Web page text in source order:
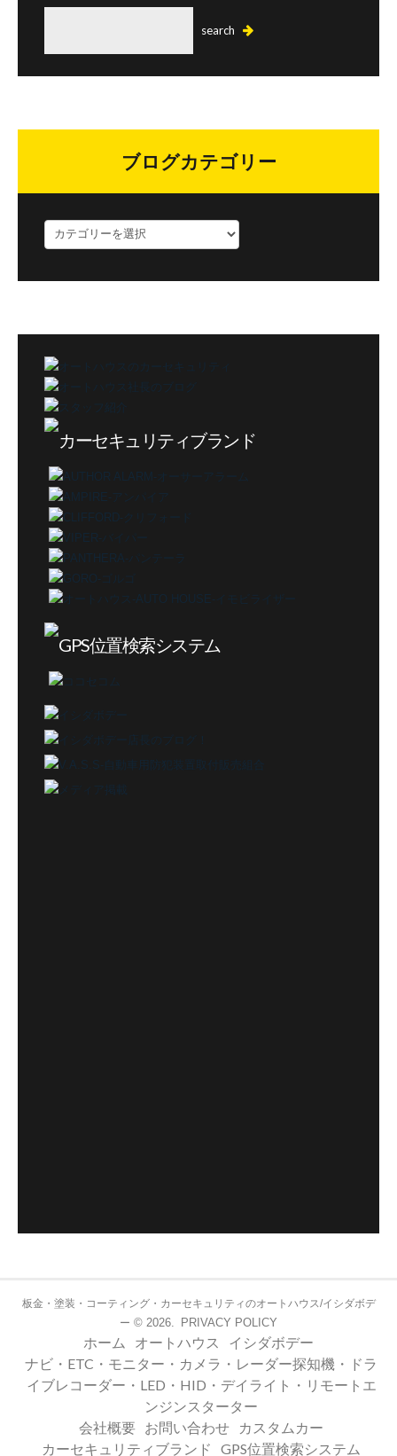
ブログカテゴリー
ロ
ー
板金・塗装・コーティング・カーセキュリティのオートハウス/イシダボデ
ー © 2026. PRIVACY POLICY
ホーム オートハウス
イシダボデー
ナビ・ETC・モニター・カメラ・レーダー探知機・ドラ
イブレコーダー・LED・HID・デイライト・リモートエ
ンジンスターター
会社概要 お問い合わせ
カスタムカー
カーセキュリティブランド
GPS位置検索システム